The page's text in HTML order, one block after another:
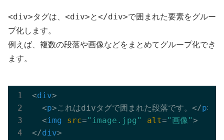
<div>タグは、 <div>と</div>で囲まれた要素をグルー
プ化します。
例えば、複数の段落や画像などをまとめてグループ化でき
ます。
<div>
<p>これはdivタグで囲まれた段落です。 </p>
<img src="image.jpg" alt="画像">
</div>